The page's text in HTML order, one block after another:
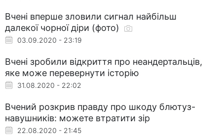
Вчені вперше зловили сигнал найбільш
далекої чорної діри (фото)
03.09.2020 - 23:19
Вчені зробили відкриття про неандертальців,
яке може перевернути історію
31.08.2020 - 22:02
Вчений розкрив правду про шкоду блютуз-
навушників: можете втратити зір
22.08.2020 - 21:45